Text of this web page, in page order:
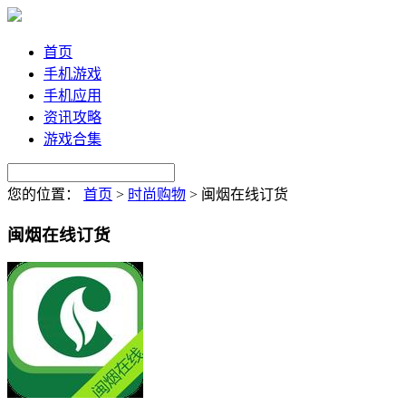
首页
手机游戏
手机应用
资讯攻略
游戏合集
您的位置： 首页 > 时尚购物 > 闽烟在线订货
闽烟在线订货